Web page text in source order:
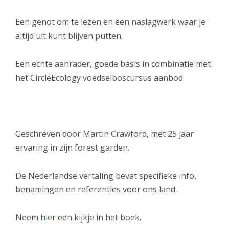
Een genot om te lezen en een naslagwerk waar je
altijd uit kunt blijven putten.
Een echte aanrader, goede basis in combinatie met
het CircleEcology voedselboscursus aanbod.
Geschreven door Martin Crawford, met 25 jaar
ervaring in zijn forest garden.
De Nederlandse vertaling bevat specifieke info,
benamingen en referenties voor ons land.
Neem hiereen kijkje in het boek.